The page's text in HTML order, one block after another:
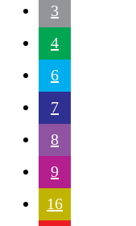
3
4
6
7
8
9
16